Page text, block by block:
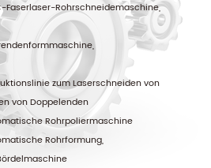
Faserlaser-Rohrschneidemaschine,
zum Laserschneiden von
von Doppelenden
Rohrpoliermaschine
Rohrformung,